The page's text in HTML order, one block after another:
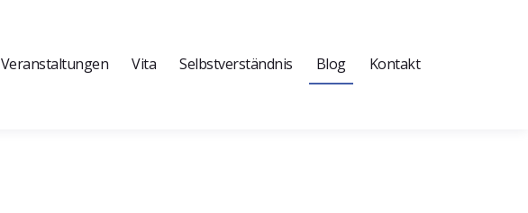
Veranstaltungen Vita Selbstverständnis Blog Kontakt